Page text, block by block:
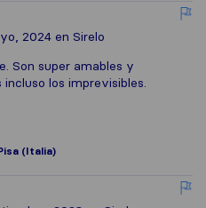
2024 en Sirelo
Son super amables y
los imprevisibles.
(Italia)